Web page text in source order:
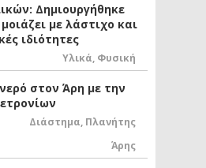
Δημιουργήθηκε
με λάστιχο και
ιδιότητες
Υλικά, Φυσική
στον Άρη με την
Διάστημα, Πλανήτης
Άρης